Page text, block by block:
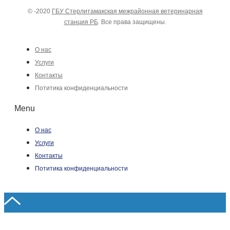
© -2020 ГБУ Стерлитамакская межрайонная ветеринарная
станция РБ. Все права защищены.
О нас
Услуги
Контакты
Потитика конфиденциальности
Menu
О нас
Услуги
Контакты
Потитика конфиденциальности